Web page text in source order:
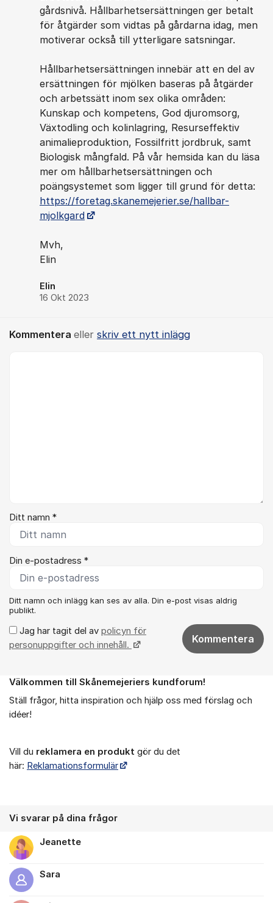
gårdsnivå. Hållbarhetsersättningen ger betalt
för åtgärder som vidtas på gårdarna idag, men
motiverar också till ytterligare satsningar.
Hållbarhetsersättningen innebär att en del av
ersättningen för mjölken baseras på åtgärder
och arbetssätt inom sex olika områden:
Kunskap och kompetens, God djuromsorg,
Växtodling och kolinlagring, Resurseffektiv
animalieproduktion, Fossilfritt jordbruk, samt
Biologisk mångfald. På vår hemsida kan du läsa
mer om hållbarhetsersättningen och
poängsystemet som ligger till grund för detta:
https://foretag.skanemejerier.se/hallbar-
mjolkgard
Mvh,
Elin
Elin
16 Okt 2023
Kommentera eller skriv ett nytt inlägg
Ditt namn *
Din e-postadress *
Ditt namn och inlägg kan ses av alla. Din e-post visas aldrig
publikt.
Jag har tagit del av policyn för
personuppgifter och innehåll.
Kommentera
Om forumet
Välkommen till Skånemejeriers kundforum!
Ställ frågor, hitta inspiration och hjälp oss med förslag och
idéer!
Vill du reklamera en produkt gör du det
här: Reklamationsformulär
Vi svarar på dina frågor
Jeanette
Sara